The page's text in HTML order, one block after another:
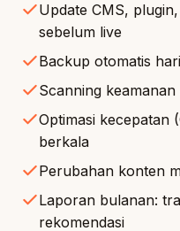
Update CMS,
sebelum live
Backup otomatis
Scanning
Optimasi kecepatan
berkala
Perubahan konten
Laporan bulanan:
rekomendasi